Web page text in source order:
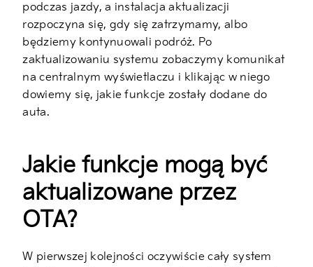
podczas jazdy, a instalacja aktualizacji
rozpoczyna się, gdy się zatrzymamy, albo
będziemy kontynuowali podróż. Po
zaktualizowaniu systemu zobaczymy komunikat
na centralnym wyświetlaczu i klikając w niego
dowiemy się, jakie funkcje zostały dodane do
auta.
Jakie funkcje mogą być
aktualizowane przez
OTA?
W pierwszej kolejności oczywiście cały system